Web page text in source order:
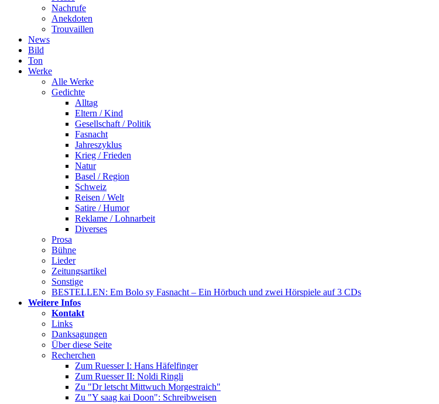
Nachrufe
Anekdoten
Trouvaillen
News
Bild
Ton
Werke
Alle Werke
Gedichte
Alltag
Eltern / Kind
Gesellschaft / Politik
Fasnacht
Jahreszyklus
Krieg / Frieden
Natur
Basel / Region
Schweiz
Reisen / Welt
Satire / Humor
Reklame / Lohnarbeit
Diverses
Prosa
Bühne
Lieder
Zeitungsartikel
Sonstige
BESTELLEN: Em Bolo sy Fasnacht – Ein Hörbuch und zwei Hörspiele auf 3 CDs
Weitere Infos
Kontakt
Links
Danksagungen
Über diese Seite
Recherchen
Zum Ruesser I: Hans Häfelfinger
Zum Ruesser II: Noldi Ringli
Zu "Dr letscht Mittwuch Morgestraich"
Zu "Y saag kai Doon": Schreibweisen